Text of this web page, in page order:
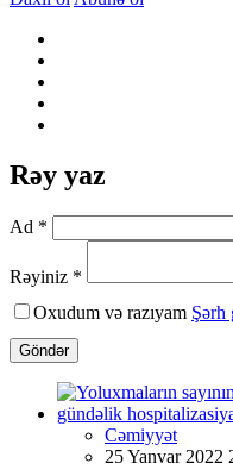
Rəy yaz
Ad *
Rəyiniz *
Oxudum və razıyam Şərh
Göndər
Cəmiyyət
25 Yanvar 2022